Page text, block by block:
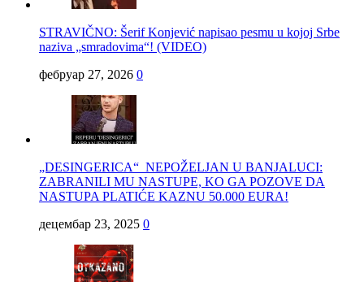
STRAVIČNO: Šerif Konjević napisao pesmu u kojoj Srbe
naziva „smradovima“! (VIDEO)
фебруар 27, 2026 0
„DESINGERICA“ NEPOŽELJAN U BANJALUCI:
ZABRANILI MU NASTUPE, KO GA POZOVE DA
NASTUPA PLATIĆE KAZNU 50.000 EURA!
децембар 23, 2025 0